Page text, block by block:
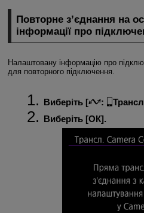
Повторне з’єднання на
інформації про
Налаштовану інформацію про
для повторного підключення.
Виберіть [ :
Виберіть [ОК].